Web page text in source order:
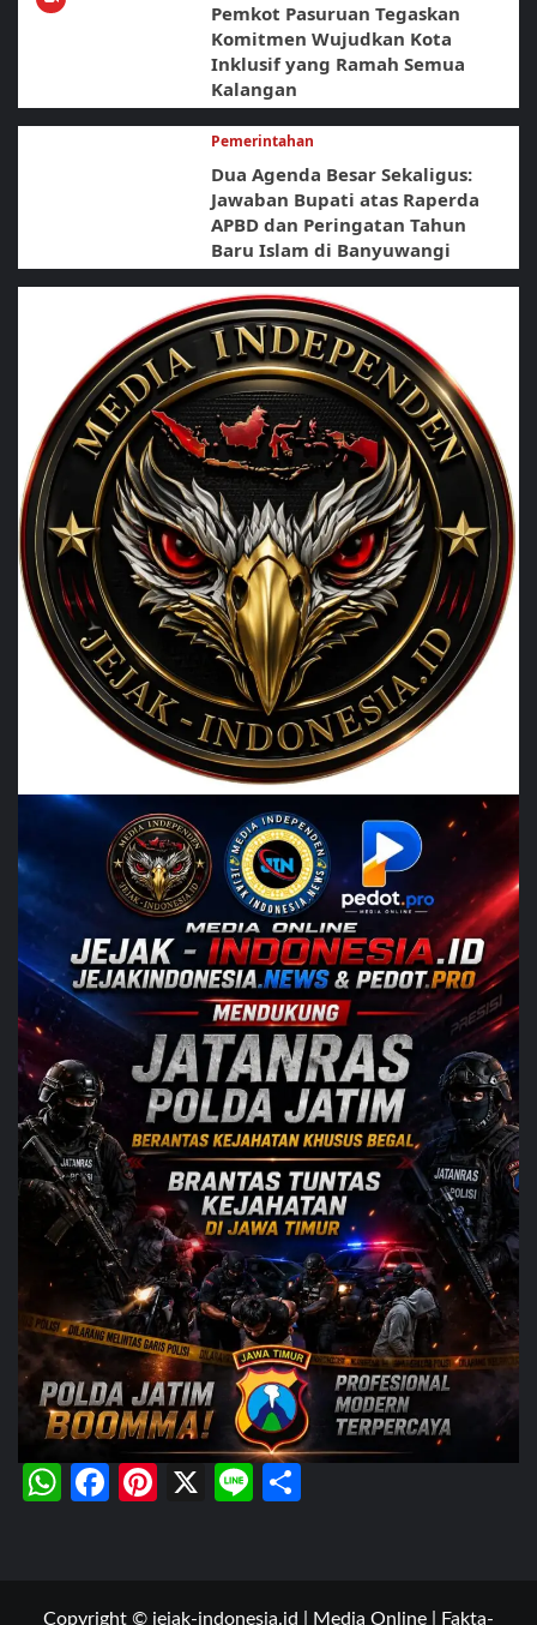
Pemkot Pasuruan Tegaskan
Komitmen Wujudkan Kota
Inklusif yang Ramah Semua
Kalangan
Pemerintahan
Dua Agenda Besar Sekaligus:
Jawaban Bupati atas Raperda
APBD dan Peringatan Tahun
Baru Islam di Banyuwangi
WhatsApp
Facebook
Pinterest
X Line
Copyright © jejak-indonesia.id | Media Online | Fakta-